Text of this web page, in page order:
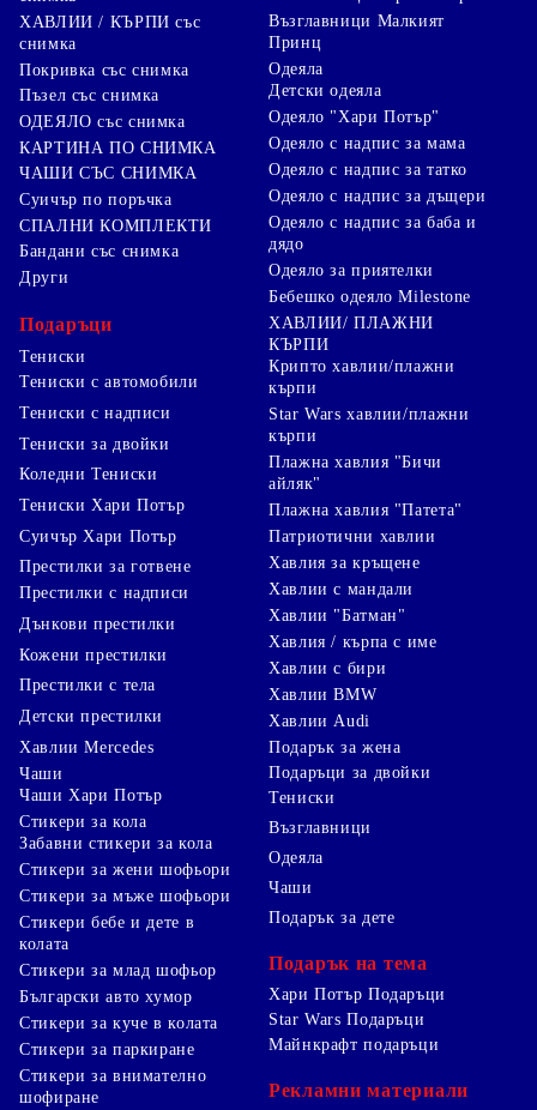
ХАВЛИИ / КЪРПИ със
снимка
Покривка със снимка
Пъзел със снимка
ОДЕЯЛО със снимка
КАРТИНА ПО СНИМКА
ЧАШИ СЪС СНИМКА
Суичър по поръчка
СПАЛНИ КОМПЛЕКТИ
Бандани със снимка
Други
Подаръци
Тениски
Тениски с автомобили
Тениски с надписи
Тениски за двойки
Коледни Тениски
Тениски Хари Потър
Суичър Хари Потър
Престилки за готвене
Престилки с надписи
Дънкови престилки
Кожени престилки
Престилки с тела
Детски престилки
Възглавници Малкият
Принц
Одеяла
Детски одеяла
Одеяло "Хари Потър"
Одеяло с надпис за мама
Одеяло с надпис за татко
Одеяло с надпис за дъщери
Одеяло с надпис за баба и
дядо
Одеяло за приятелки
Бебешко одеяло Milestone
ХАВЛИИ/ ПЛАЖНИ
КЪРПИ
Крипто хавлии/плажни
кърпи
Star Wars хавлии/плажни
кърпи
Плажна хавлия "Бичи
айляк"
Плажна хавлия "Патета"
Патриотични хавлии
Хавлия за кръщене
Хавлии с мандали
Хавлии "Батман"
Хавлия / кърпа с име
Хавлии с бири
Хавлии BMW
Хавлии Audi
Хавлии Mercedes
Чаши
Чаши Хари Потър
Стикери за кола
Забавни стикери за кола
Стикери за жени шофьори
Стикери за мъже шофьори
Стикери бебе и дете в
колата
Стикери за млад шофьор
Български авто хумор
Стикери за куче в колата
Стикери за паркиране
Стикери за внимателно
шофиране
Подарък за жена
Подаръци за двойки
Тениски
Възглавници
Одеяла
Чаши
Подарък за дете
Подарък на тема
Хари Потър Подаръци
Star Wars Подаръци
Майнкрафт подаръци
Рекламни материали